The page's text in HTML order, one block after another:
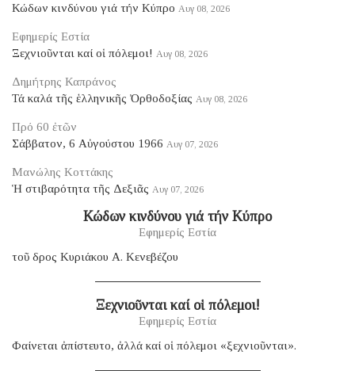
Κώδων κινδύνου γιά τήν Κύπρο Αυγ 08, 2026
Εφημερίς Εστία
Ξεχνιοῦνται καί οἱ πόλεμοι! Αυγ 08, 2026
Δημήτρης Καπράνος
Τά καλά τῆς ἑλληνικῆς Ὀρθοδοξίας Αυγ 08, 2026
Πρό 60 ἐτῶν
Σάββατον, 6 Αὐγούστου 1966 Αυγ 07, 2026
Μανώλης Κοττάκης
Ἡ στιβαρότητα τῆς Δεξιᾶς Αυγ 07, 2026
Κώδων κινδύνου γιά τήν Κύπρο
Εφημερίς Εστία
τοῦ δρος Κυριάκου Α. Κενεβέζου
Ξεχνιοῦνται καί οἱ πόλεμοι!
Εφημερίς Εστία
Φαίνεται ἀπίστευτο, ἀλλά καί οἱ πόλεμοι «ξεχνιοῦνται».